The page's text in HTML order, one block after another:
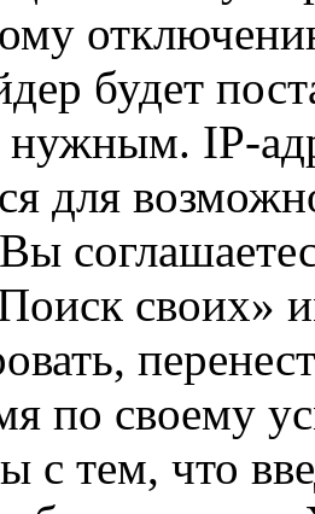
будет
нужным. IP-
для
своих»
по своему
с тем, что